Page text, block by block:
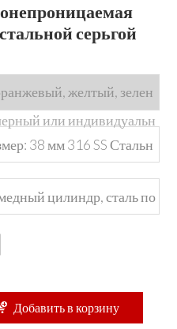
серьгой
желтый, зелен
или индивидуальн
ый
38 мм 316 SS Стальн
цилиндр, сталь по
корпус
Добавить в корзину